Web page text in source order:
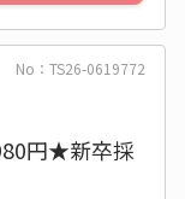
No：TS26-0619772
円★新卒採